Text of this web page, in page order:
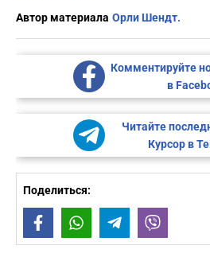
Автор материала Орли Шендт.
Комментируйте
в
Читайте
Курсор в
Поделиться:
FacebookWhatsAppTelegram